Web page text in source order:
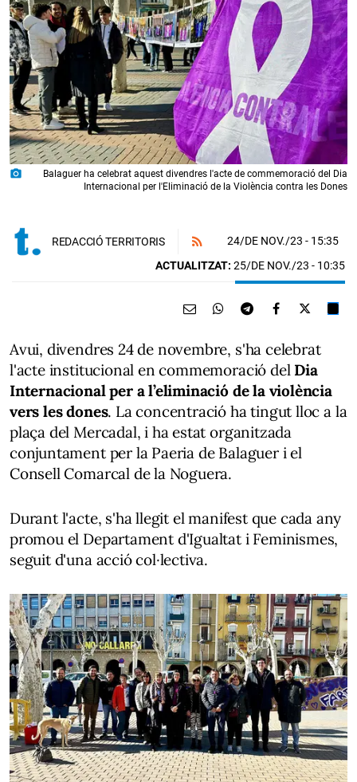
photo_camera
Balaguer ha celebrat aquest divendres l'acte de commemoració del Dia
Internacional per l'Eliminació de la Violència contra les Dones
REDACCIÓ TERRITORIS 24/DE NOV./23 - 15:35
ACTUALITZAT: 25/DE NOV./23 - 10:35
Avui, divendres 24 de novembre, s'ha celebrat
l'acte institucional en commemoració del Dia
Internacional per a l’eliminació de la violència
vers les dones. La concentració ha tingut lloc a la
plaça del Mercadal, i ha estat organitzada
conjuntament per la Paeria de Balaguer i el
Consell Comarcal de la Noguera.
Durant l'acte, s'ha llegit el manifest que cada any
promou el Departament d'Igualtat i Feminismes,
seguit d'una acció col·lectiva.